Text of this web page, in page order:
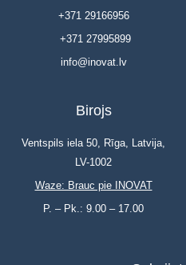
+371 29166956
+371 27995899
info@inovat.lv
Birojs
Ventspils iela 50, Rīga, Latvija,
LV-1002
Waze: Brauc pie INOVAT
P. – Pk.: 9.00 – 17.00